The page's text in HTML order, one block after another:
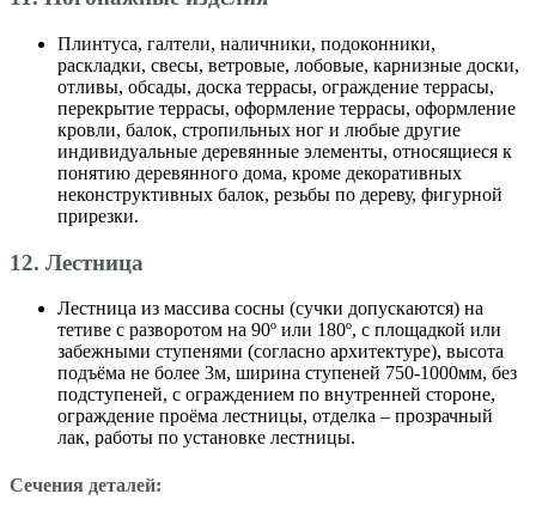
Плинтуса, галтели, наличники, подоконники,
раскладки, свесы, ветровые, лобовые, карнизные доски,
отливы, обсады, доска террасы, ограждение террасы,
перекрытие террасы, оформление террасы, оформление
кровли, балок, стропильных ног и любые другие
индивидуальные деревянные элементы, относящиеся к
понятию деревянного дома, кроме декоративных
неконструктивных балок, резьбы по дереву, фигурной
прирезки.
12. Лестница
Лестница из массива сосны (сучки допускаются) на
тетиве с разворотом на 90º или 180º, с площадкой или
забежными ступенями (согласно архитектуре), высота
подъёма не более 3м, ширина ступеней 750-1000мм, без
подступеней, с ограждением по внутренней стороне,
ограждение проёма лестницы, отделка – прозрачный
лак, работы по установке лестницы.
Сечения деталей: